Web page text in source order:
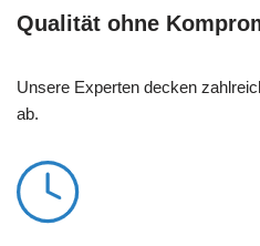
Qualität ohne
Unsere Experten decken
ab.